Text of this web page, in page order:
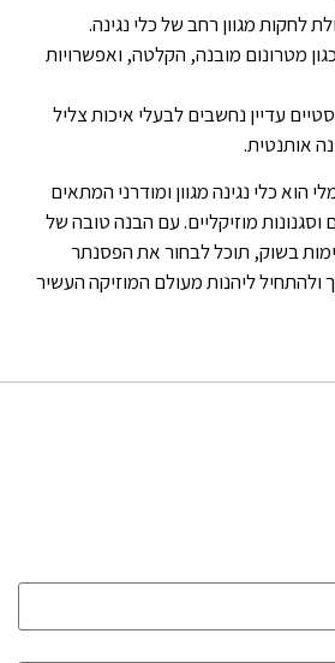
לחקות מגוון רחב של כלי נגינה.
מטרונום מובנה, הקלטה, ואפשרויות
עדיין נחשבים לבעלי איכות צליל
אותנטית.
כלי נגינה מגוון ומודרני המתאים
וסגנונות מוזיקליים. עם הבנה טובה של
בשוק, תוכל לבחור את הפסנתר
ליהנות מעולם המוזיקה העשיר